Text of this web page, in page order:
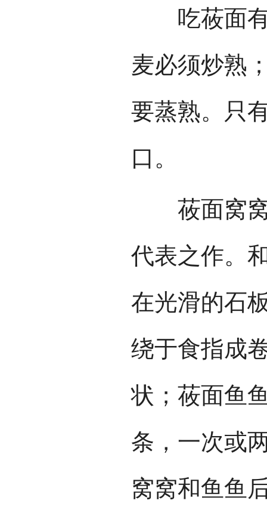
吃莜面有
麦必须炒熟
要蒸熟。只
口。
莜面窝窝
代表之作。
在光滑的石
绕于食指成
状；莜面鱼
条，一次或
窝窝和鱼鱼